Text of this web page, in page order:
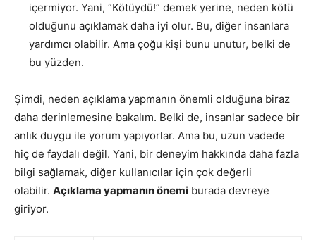
içermiyor. Yani, “Kötüydü!” demek yerine, neden kötü
olduğunu açıklamak daha iyi olur. Bu, diğer insanlara
yardımcı olabilir. Ama çoğu kişi bunu unutur, belki de
bu yüzden.
Şimdi, neden açıklama yapmanın önemli olduğuna biraz
daha derinlemesine bakalım. Belki de, insanlar sadece bir
anlık duygu ile yorum yapıyorlar. Ama bu, uzun vadede
hiç de faydalı değil. Yani, bir deneyim hakkında daha fazla
bilgi sağlamak, diğer kullanıcılar için çok değerli
olabilir. Açıklama yapmanın önemi burada devreye
giriyor.